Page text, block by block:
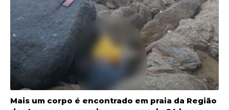
Mais um corpo é encontrado em praia da Região